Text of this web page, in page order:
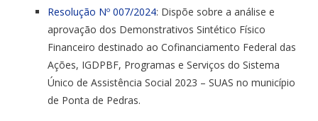
Resolução Nº 007/2024: Dispõe sobre a análise e
aprovação dos Demonstrativos Sintético Físico
Financeiro destinado ao Cofinanciamento Federal das
Ações, IGDPBF, Programas e Serviços do Sistema
Único de Assistência Social 2023 – SUAS no município
de Ponta de Pedras.